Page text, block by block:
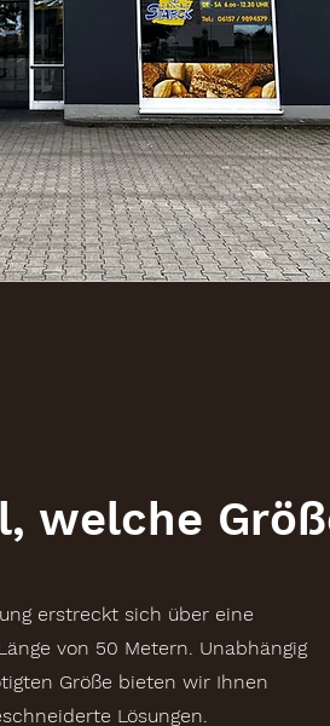
welche
erstreckt sich über eine
von 50 Metern. Unabhängig
Größe bieten wir Ihnen
Lösungen.